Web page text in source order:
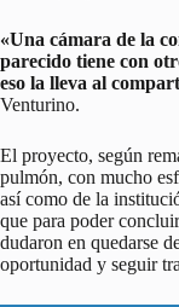
«Una cámara de la
parecido tiene con
eso la lleva al
Venturino.
El proyecto, según
pulmón, con mucho
así como de la
que para poder
dudaron en quedarse
oportunidad y seguir